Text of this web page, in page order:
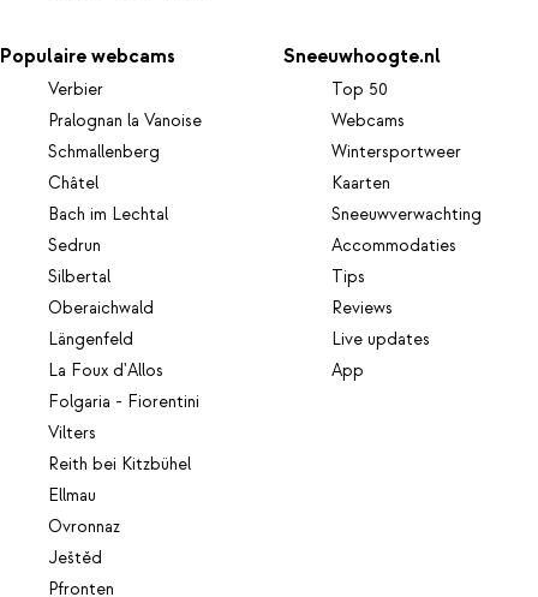
Populaire webcams
Verbier
Pralognan la Vanoise
Schmallenberg
Châtel
Bach im Lechtal
Sedrun
Silbertal
Oberaichwald
Längenfeld
La Foux d'Allos
Folgaria - Fiorentini
Vilters
Reith bei Kitzbühel
Ellmau
Ovronnaz
Ještěd
Pfronten
Sneeuwhoogte.nl
Top 50
Webcams
Wintersportweer
Kaarten
Sneeuwverwachting
Accommodaties
Tips
Reviews
Live updates
App